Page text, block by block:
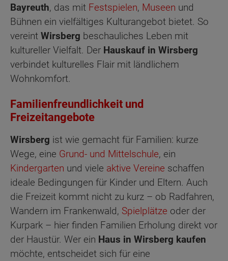
Bayreuth, das mit Festspielen, Museen und
Bühnen ein vielfältiges Kulturangebot bietet. So
vereint Wirsberg beschauliches Leben mit
kultureller Vielfalt. Der Hauskauf in Wirsberg
verbindet kulturelles Flair mit ländlichem
Wohnkomfort.
Familienfreundlichkeit und
Freizeitangebote
Wirsberg ist wie gemacht für Familien: kurze
Wege, eine Grund- und Mittelschule, ein
Kindergarten und viele aktive Vereine schaffen
ideale Bedingungen für Kinder und Eltern. Auch
die Freizeit kommt nicht zu kurz – ob Radfahren,
Wandern im Frankenwald, Spielplätze oder der
Kurpark – hier finden Familien Erholung direkt vor
der Haustür. Wer ein Haus in Wirsberg kaufen
möchte, entscheidet sich für eine